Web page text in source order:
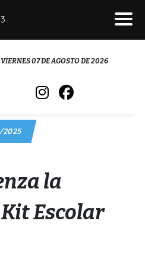
GENERAL
VIERNES 07 DE AGOSTO DE 2026
2025
la
Escolar